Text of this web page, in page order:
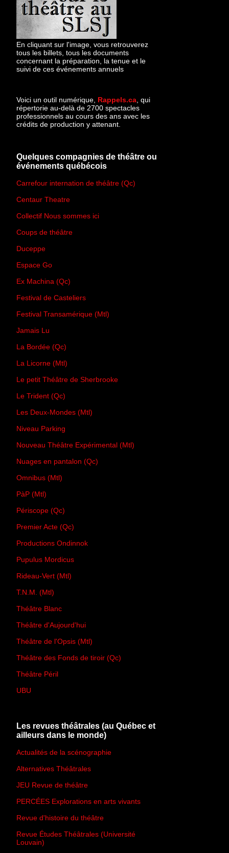
En cliquant sur l'image, vous retrouverez
tous les billets, tous les documents
concernant la préparation, la tenue et le
suivi de ces événements annuels
Voici un outil numérique, Rappels.ca , qui
répertorie au-delà de 2700 spectacles
professionnels au cours des ans avec les
crédits de production y attenant.
Quelques compagnies de théâtre ou
événements québécois
Carrefour internation de théâtre (Qc)
Centaur Theatre
Collectif Nous sommes ici
Coups de théâtre
Duceppe
Espace Go
Ex Machina (Qc)
Festival de Casteliers
Festival Transamérique (Mtl)
Jamais Lu
La Bordée (Qc)
La Licorne (Mtl)
Le petit Théâtre de Sherbrooke
Le Trident (Qc)
Les Deux-Mondes (Mtl)
Niveau Parking
Nouveau Théâtre Expérimental (Mtl)
Nuages en pantalon (Qc)
Omnibus (Mtl)
PàP (Mtl)
Périscope (Qc)
Premier Acte (Qc)
Productions Ondinnok
Pupulus Mordicus
Rideau-Vert (Mtl)
T.N.M. (Mtl)
Théâtre Blanc
Théâtre d'Aujourd'hui
Théâtre de l'Opsis (Mtl)
Théâtre des Fonds de tiroir (Qc)
Théâtre Péril
UBU
Les revues théâtrales (au Québec et
ailleurs dans le monde)
Actualités de la scénographie
Alternatives Théâtrales
JEU Revue de théâtre
PERCÉES Explorations en arts vivants
Revue d'histoire du théâtre
Revue Études Théâtrales (Université
Louvain)